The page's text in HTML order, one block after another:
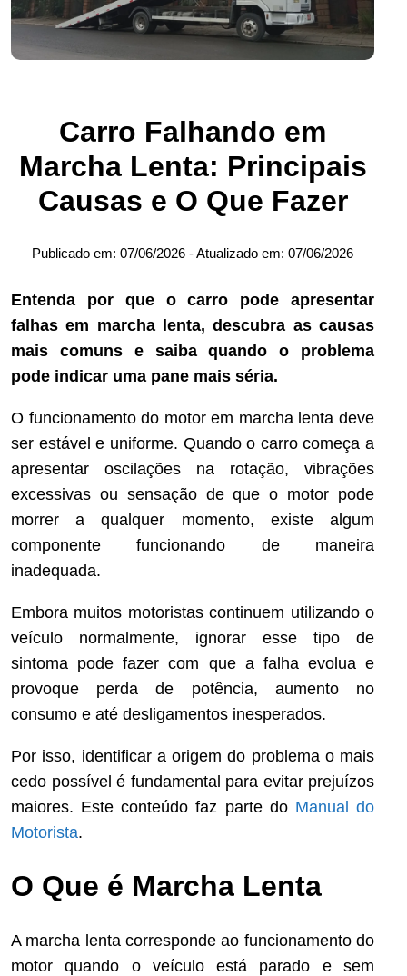
Carro Falhando em
Marcha Lenta: Principais
Causas e O Que Fazer
Publicado em: 07/06/2026 - Atualizado em: 07/06/2026
Entenda por que o carro pode apresentar
falhas em marcha lenta, descubra as causas
mais comuns e saiba quando o problema
pode indicar uma pane mais séria.
O funcionamento do motor em marcha lenta deve
ser estável e uniforme. Quando o carro começa a
apresentar oscilações na rotação, vibrações
excessivas ou sensação de que o motor pode
morrer a qualquer momento, existe algum
componente funcionando de maneira
inadequada.
Embora muitos motoristas continuem utilizando o
veículo normalmente, ignorar esse tipo de
sintoma pode fazer com que a falha evolua e
provoque perda de potência, aumento no
consumo e até desligamentos inesperados.
Por isso, identificar a origem do problema o mais
cedo possível é fundamental para evitar prejuízos
maiores. Este conteúdo faz parte do Manual do
Motorista.
O Que é Marcha Lenta
A marcha lenta corresponde ao funcionamento do
motor quando o veículo está parado e sem